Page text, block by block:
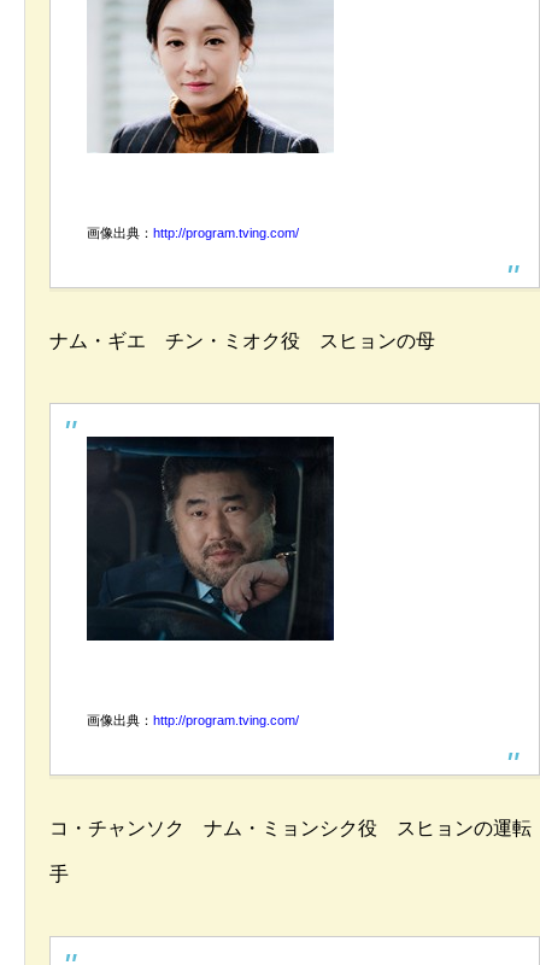
画像出典： http://program.tving.com/
ナム・ギエ チン・ミオク役 スヒョンの母
画像出典： http://program.tving.com/
コ・チャンソク ナム・ミョンシク役 スヒョンの運転
手